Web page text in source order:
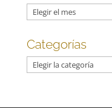
Archivos
Categorías
Categorías